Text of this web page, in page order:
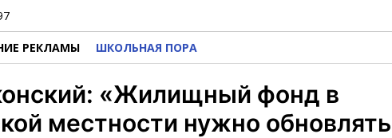
РЕКЛАМЫ ШКОЛЬНАЯ ПОРА
«Жилищный фонд в
местности нужно